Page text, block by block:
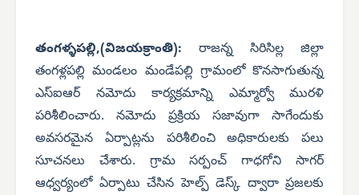
తంగళ్ళపల్లి,(విజయక్రాంతి): రాజన్న సిరిసిల్ల జిల్లా
తంగళ్లపల్లి మండలం మండేపల్లి గ్రామంలో కొనసాగుతున్న
ఎస్‌ఐఆర్ నమోదు కార్యక్రమాన్ని ఎమ్మార్వో మురళి
పరిశీలించారు. నమోదు ప్రక్రియ సజావుగా సాగేందుకు
అవసరమైన ఏర్పాట్లను పరిశీలించి అధికారులకు పలు
సూచనలు చేశారు. గ్రామ సర్పంచ్ గాధగోని సాగర్
ఆధ్వర్యంలో ఏర్పాటు చేసిన హెల్ప్ డెస్క్ ద్వారా ప్రజలకు